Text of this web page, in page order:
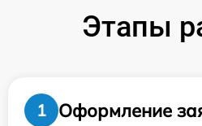
Этапы
1
Оформление